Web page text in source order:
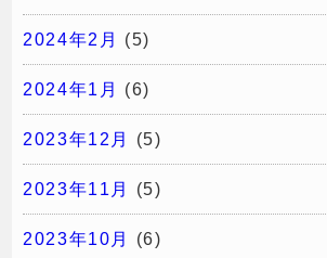
2024年2月 (5)
2024年1月 (6)
2023年12月 (5)
2023年11月 (5)
2023年10月 (6)